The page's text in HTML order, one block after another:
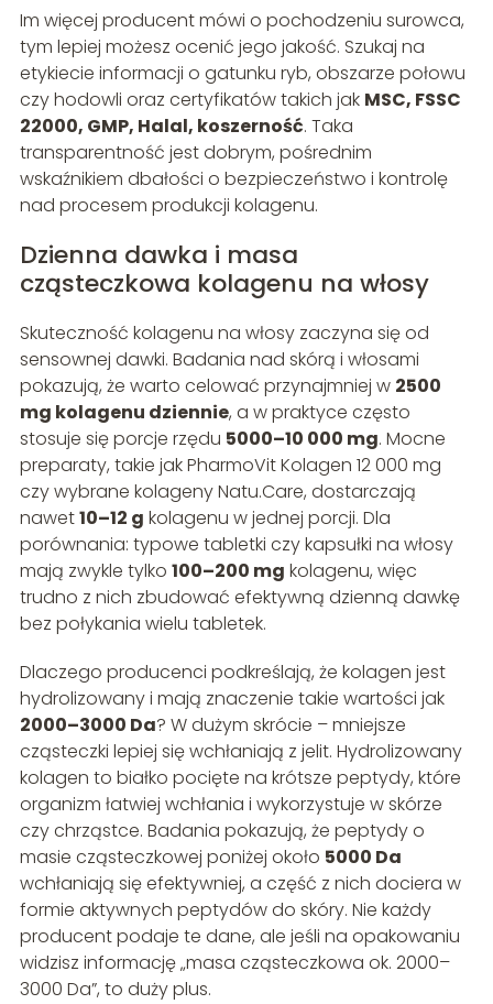
Im więcej producent mówi o pochodzeniu surowca,
tym lepiej możesz ocenić jego jakość. Szukaj na
etykiecie informacji o gatunku ryb, obszarze połowu
czy hodowli oraz certyfikatów takich jak MSC, FSSC
22000, GMP, Halal, koszerność. Taka
transparentność jest dobrym, pośrednim
wskaźnikiem dbałości o bezpieczeństwo i kontrolę
nad procesem produkcji kolagenu.
Dzienna dawka i masa
cząsteczkowa kolagenu na włosy
Skuteczność kolagenu na włosy zaczyna się od
sensownej dawki. Badania nad skórą i włosami
pokazują, że warto celować przynajmniej w 2500
mg kolagenu dziennie, a w praktyce często
stosuje się porcje rzędu 5000–10 000 mg. Mocne
preparaty, takie jak PharmoVit Kolagen 12 000 mg
czy wybrane kolageny Natu.Care, dostarczają
nawet10–12 g kolagenu w jednej porcji. Dla
porównania: typowe tabletki czy kapsułki na włosy
mają zwykle tylko 100–200 mg kolagenu, więc
trudno z nich zbudować efektywną dzienną dawkę
bez połykania wielu tabletek.
Dlaczego producenci podkreślają, że kolagen jest
hydrolizowany i mają znaczenie takie wartości jak
2000–3000 Da? W dużym skrócie – mniejsze
cząsteczki lepiej się wchłaniają z jelit. Hydrolizowany
kolagen to białko pocięte na krótsze peptydy, które
organizm łatwiej wchłania i wykorzystuje w skórze
czy chrząstce. Badania pokazują, że peptydy o
masie cząsteczkowej poniżej około 5000 Da
wchłaniają się efektywniej, a część z nich dociera w
formie aktywnych peptydów do skóry. Nie każdy
producent podaje te dane, ale jeśli na opakowaniu
widzisz informację „masa cząsteczkowa ok. 2000–
3000 Da”, to duży plus.